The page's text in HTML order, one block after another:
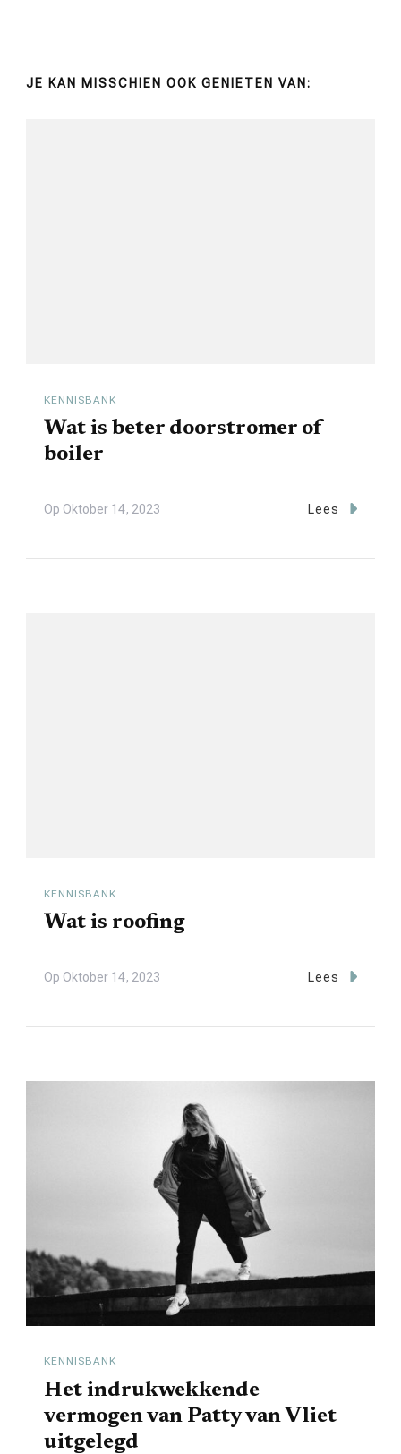
JE KAN MISSCHIEN OOK GENIETEN VAN:
KENNISBANK
Wat is beter doorstromer of
boiler
Op Oktober 14, 2023 Lees
KENNISBANK
Wat is roofing
Op Oktober 14, 2023 Lees
KENNISBANK
Het indrukwekkende
vermogen van Patty van Vliet
uitgelegd